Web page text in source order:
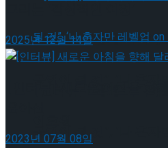
[인터뷰] “세계 어디에
공연이 될 것”, ‘나 혼자
2025년 12월 14일
2023년 07월 08일